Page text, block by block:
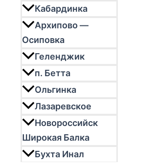
Кабардинка
Архипово —
Осиповка
Геленджик
п. Бетта
Ольгинка
Лазаревское
Новороссийск
Широкая Балка
Бухта Инал